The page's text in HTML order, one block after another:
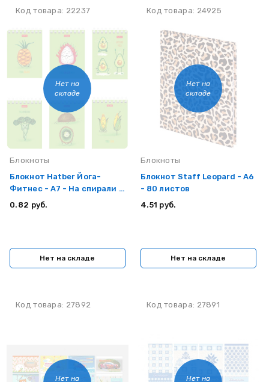
Код товара: 22237
Нет на
складе
Блокноты
Блокнот Hatber Йога-
Фитнес - А7 - На спирали -
60 листов
0.82 руб.
Нет на складе
Код товара: 24925
Нет на
складе
Блокноты
Блокнот Staff Leopard - А6
- 80 листов
4.51 руб.
Нет на складе
Код товара: 27892
Нет на
Код товара: 27891
Нет на